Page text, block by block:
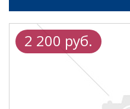
2 200 руб.